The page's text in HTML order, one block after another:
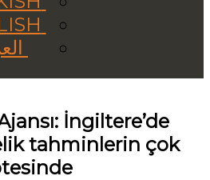
İngiltere’de
tahminlerin çok